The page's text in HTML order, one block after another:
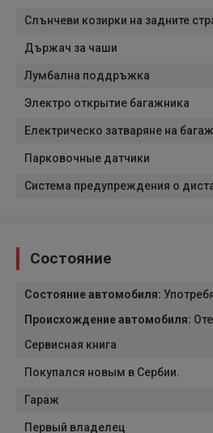
Слънчеви козирки на задните
Държач за чаши
Лумбална поддръжка
Электро открытие багажника
Електрическо затваряне на
Парковочные датчики
Система предупреждения о
Состояние
Состояние автомобиля:
Происхождение автомобиля:
Сервисная книга
Покупался новым в Сербии.
Гараж
Первый владелец